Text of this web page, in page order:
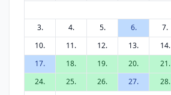
3.
4. 5. 6. 7.
10.
11. 12. 13. 14.
17.
18. 19. 20. 21.
24.
25. 26. 27. 28.